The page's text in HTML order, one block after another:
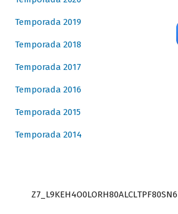
Temporada 2019
Temporada 2018
Temporada 2017
Temporada 2016
Temporada 2015
Temporada 2014
Z7_L9KEH4O0LORH80ALCLTPF80SN6